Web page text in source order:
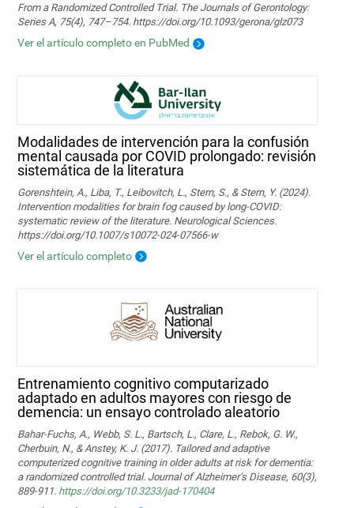
From a Randomized Controlled Trial. The Journals of Gerontology:
Series A, 75(4), 747–754. https://doi.org/10.1093/gerona/glz073
Ver el artículo completo en PubMed
Modalidades de intervención para la confusión
mental causada por COVID prolongado: revisión
sistemática de la literatura
Gorenshtein, A., Liba, T., Leibovitch, L., Stern, S., & Stern, Y. (2024).
Intervention modalities for brain fog caused by long‑COVID:
systematic review of the literature. Neurological Sciences.
https://doi.org/10.1007/s10072-024-07566-w
Ver el artículo completo
Entrenamiento cognitivo computarizado
adaptado en adultos mayores con riesgo de
demencia: un ensayo controlado aleatorio
Bahar-Fuchs, A., Webb, S. L., Bartsch, L., Clare, L., Rebok, G. W.,
Cherbuin, N., & Anstey, K. J. (2017). Tailored and adaptive
computerized cognitive training in older adults at risk for dementia:
a randomized controlled trial. Journal of Alzheimer’s Disease, 60(3),
889-911. https://doi.org/10.3233/jad-170404